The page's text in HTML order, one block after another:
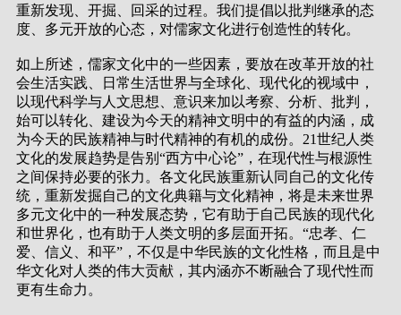
重新发现、开掘、回采的过程。我们提倡以批判继承的态
度、多元开放的心态，对儒家文化进行创造性的转化。
如上所述，儒家文化中的一些因素，要放在改革开放的社
会生活实践、日常生活世界与全球化、现代化的视域中，
以现代科学与人文思想、意识来加以考察、分析、批判，
始可以转化、建设为今天的精神文明中的有益的内涵，成
为今天的民族精神与时代精神的有机的成份。21世纪人类
文化的发展趋势是告别“西方中心论”，在现代性与根源性
之间保持必要的张力。各文化民族重新认同自己的文化传
统，重新发掘自己的文化典籍与文化精神，将是未来世界
多元文化中的一种发展态势，它有助于自己民族的现代化
和世界化，也有助于人类文明的多层面开拓。“忠孝、仁
爱、信义、和平”，不仅是中华民族的文化性格，而且是中
华文化对人类的伟大贡献，其内涵亦不断融合了现代性而
更有生命力。